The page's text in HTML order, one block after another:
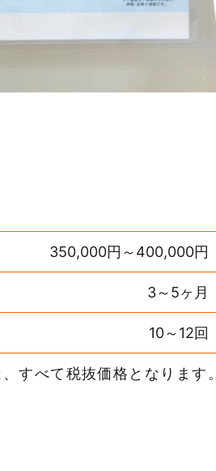
350,000円～400,000円
3～5ヶ月
10～12回
すべて税抜価格となります。